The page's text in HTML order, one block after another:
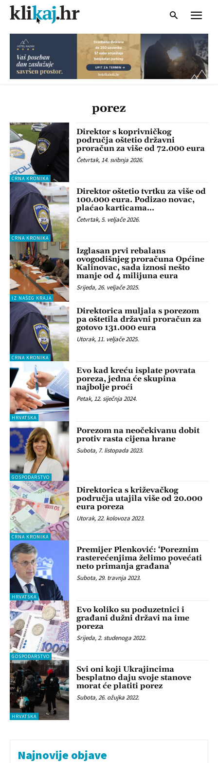
porez
CRNA KRONIKA
Direktor s koprivničkog
područja oštetio državni
proračun za više od 72.000 eura
Četvrtak, 14. svibnja 2026.
CRNA KRONIKA
Direktor oštetio tvrtku za više od
100.000 eura. Podizao novac,
plaćao karticama…
Četvrtak, 5. veljače 2026.
IZ NAŠEG KRAJA
Izglasan prvi rebalans
ovogodišnjeg proračuna Općine
Kalinovac, sada iznosi nešto
manje od 4 milijuna eura
Srijeda, 26. veljače 2025.
CRNA KRONIKA
Direktorica muljala s porezom
pa oštetila državni proračun za
gotovo 131.000 eura
Utorak, 11. veljače 2025.
HRVATSKA
Evo kad kreću isplate povrata
poreza, jedna će skupina
najbolje proći
Petak, 12. siječnja 2024.
GOSPODARSTVO
Porezom na neočekivanu dobit
protiv rasta cijena hrane
Subota, 7. listopada 2023.
CRNA KRONIKA
Direktorica s križevačkog
područja utajila više od 20.000
eura poreza
Utorak, 22. kolovoza 2023.
HRVATSKA
Premijer Plenković: ‘Poreznim
rasterećenjima želimo povećati
neto primanja građana’
Subota, 29. travnja 2023.
GOSPODARSTVO
Evo koliko su poduzetnici i
građani dužni državi na ime
poreza
Srijeda, 2. studenoga 2022.
HRVATSKA
Svi oni koji Ukrajincima
besplatno daju svoje stanove
morat će platiti porez
Subota, 26. ožujka 2022.
Najnovije objave